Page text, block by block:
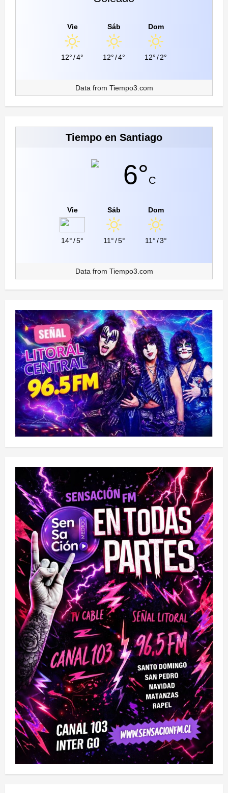
Vie
12°/4°
Sáb
12°/4°
Dom
12°/2°
Data from Tiempo3.com
Tiempo en Santiago
6°C
Vie
14°/5°
Sáb
11°/5°
Dom
11°/3°
Data from Tiempo3.com